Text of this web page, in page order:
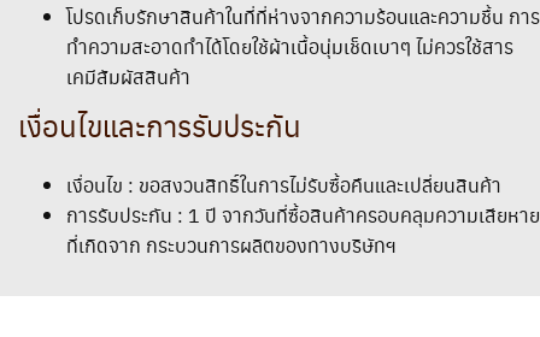
โปรดเก็บรักษาสินค้าในที่ที่ห่างจากความร้อนและความชื้น การ
ทำความสะอาดทำได้โดยใช้ผ้าเนื้อนุ่มเช็ดเบาๆ ไม่ควรใช้สาร
เคมีสัมผัสสินค้า
เงื่อนไขและการรับประกัน
เงื่อนไข : ขอสงวนสิทธิ์ในการไม่รับซื้อคืนและเปลี่ยนสินค้า
การรับประกัน : 1 ปี จากวันที่ซื้อสินค้าครอบคลุมความเสียหาย
ที่เกิดจาก กระบวนการผลิตของทางบริษัทฯ